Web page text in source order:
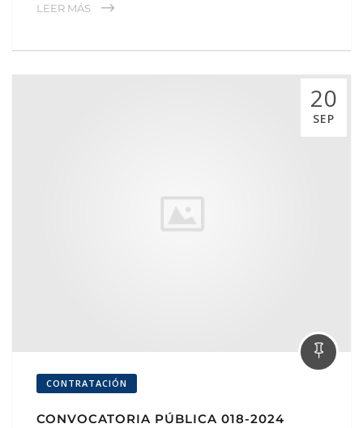
LEER MÁS
20
SEP
CONTRATACIÓN
CONVOCATORIA PÚBLICA 018-2024